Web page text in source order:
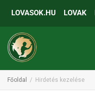
LOVASOK.HU LOVAK
Főoldal Hirdetés kezelése